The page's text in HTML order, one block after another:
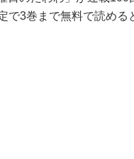
で3巻まで無料で読める